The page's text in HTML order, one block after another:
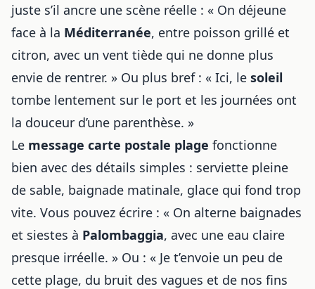
juste s’il ancre une scène réelle : « On déjeune
face à la Méditerranée, entre poisson grillé et
citron, avec un vent tiède qui ne donne plus
envie de rentrer. » Ou plus bref : « Ici, le soleil
tombe lentement sur le port et les journées ont
la douceur d’une parenthèse. »
Le message carte postale plage fonctionne
bien avec des détails simples : serviette pleine
de sable, baignade matinale, glace qui fond trop
vite. Vous pouvez écrire : « On alterne baignades
et siestes à Palombaggia, avec une eau claire
presque irréelle. » Ou : « Je t’envoie un peu de
cette plage, du bruit des vagues et de nos fins